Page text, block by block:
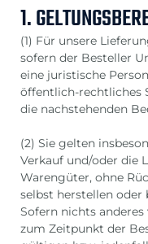
1.
(1) Für unsere
sofern der Besteller
eine juristische
öffentlich-rechtliches
die nachstehenden
(2) Sie gelten
Verkauf und/oder die
Warengüter, ohne
selbst herstellen oder
Sofern nichts
zum Zeitpunkt der